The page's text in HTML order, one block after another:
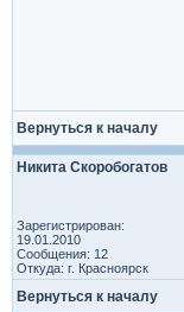
Вернуться к началу
Никита Скоробогатов
Зарегистрирован:
19.01.2010
Сообщения: 12
Откуда: г. Красноярск
Вернуться к началу